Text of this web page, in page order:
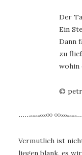
Der
Ein
Dann
zu
wohin
©
∙∙∙∙∙·▫▫▫▫ᵒᵒᵒᴼᴼ
Vermutlich ist
liegen blank, es